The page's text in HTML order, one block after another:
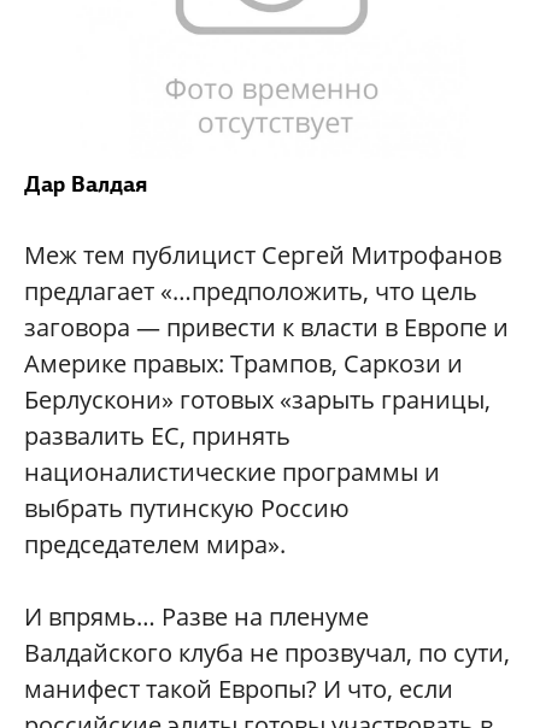
Дар Валдая
Меж тем публицист Сергей Митрофанов
предлагает «…предположить, что цель
заговора — привести к власти в Европе и
Америке правых: Трампов, Саркози и
Берлускони» готовых «зарыть границы,
развалить ЕС, принять
националистические программы и
выбрать путинскую Россию
председателем мира».
И впрямь… Разве на пленуме
Валдайского клуба не прозвучал, по сути,
манифест такой Европы? И что, если